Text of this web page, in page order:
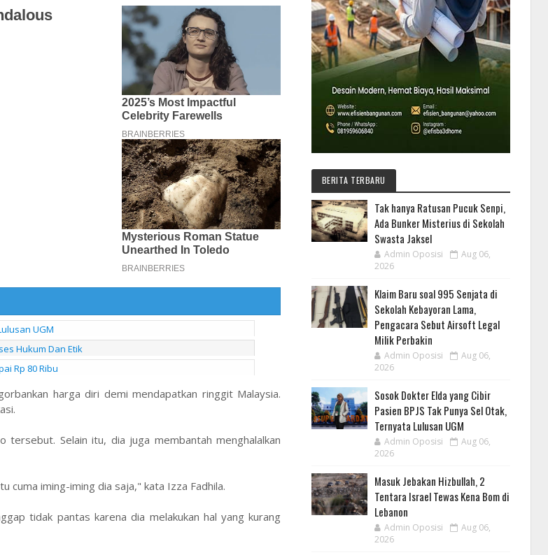
UGM
Hukum Dan Etik
Rp 80 Ribu
harga diri demi mendapatkan ringgit Malaysia.
Selain itu, dia juga membantah menghalalkan
cuma iming-iming dia saja," kata Izza Fadhila.
tidak pantas karena dia melakukan hal yang kurang
BERITA TERBARU
Tak hanya Ratusan Pucuk Senpi,
Ada Bunker Misterius di Sekolah
Swasta Jaksel
Admin Oposisi
Aug 06,
2026
Klaim Baru soal 995 Senjata di
Sekolah Kebayoran Lama,
Pengacara Sebut Airsoft Legal
Milik Perbakin
Admin Oposisi
Aug 06,
2026
Sosok Dokter Elda yang Cibir
Pasien BPJS Tak Punya Sel Otak,
Ternyata Lulusan UGM
Admin Oposisi
Aug 06,
2026
Masuk Jebakan Hizbullah, 2
Tentara Israel Tewas Kena Bom di
Lebanon
Admin Oposisi
Aug 06,
2026